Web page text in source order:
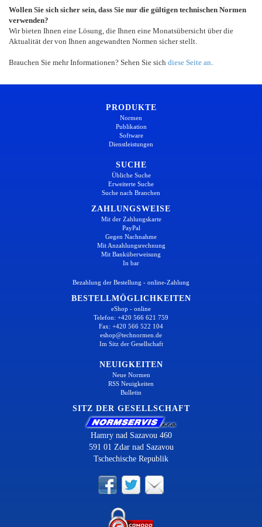
Wollen Sie sich sicher sein, dass Sie nur die gültigen technischen Normen
verwenden?
Wir bieten Ihnen eine Lösung, die Ihnen eine Monatsübersicht über die
Aktualität der von Ihnen angewandten Normen sicher stellt.
Brauchen Sie mehr Informationen? Sehen Sie sich diese Seite an
PRODUKTE
Normen
Publikation
Software
Dienstleistungen
SUCHE
Übliche Suche
Erweiterte Suche
Suche nach Branchen
ZAHLUNGSWEISE
Mit der Zahlungskarte
PayPal
Gegen Nachnahme
Mit Anzahlungsrechnung
Mit Banküberweisung
In bar
Bezahlung der Bestellung - online-Zahlung
BESTELLMÖGLICHKEITEN
eShop - online
Telefon: +420 566 621 759
Fax: +420 566 522 104
eshop@technormen.de
Im Sitz der Gesellschaft
NEUIGKEITEN
Neue Normen
RSS Neuigkeiten
Bulletin
SITZ DER GESELLSCHAFT
Hamry nad Sazavou 460
591 01 Zdar nad Sazavou
Tschechische Republik